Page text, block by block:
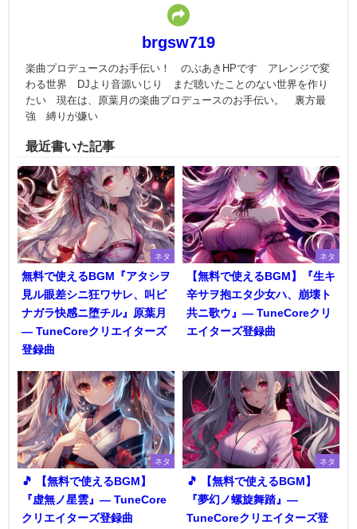
brgsw719
楽曲プロデュースのお手伝い！ のぶあきHPです アレンジで変
わる世界 DJより音源いじり まだ聴いたことのない世界を作り
たい 現在は、原葉月の楽曲プロデュースのお手伝い。 裏方最
強 縛りが嫌い
最近書いた記事
ネタ
無料で使えるBGM『アタシヲ
見ル眼差シニ狂ワサレ、叫ビ
ナガラ快感ニ堕チル』原葉月
― TuneCoreクリエイターズ
登録曲
ネタ
【無料で使えるBGM】『生キ
辛サヲ抱エタ少女ハ、崩壊ト
共ニ歌ウ』― TuneCoreクリ
エイターズ登録曲
ネタ
🎵 【無料で使えるBGM】
『虚無ノ星雲』― TuneCore
クリエイターズ登録曲
ネタ
🎵 【無料で使えるBGM】
『夢幻ノ螺旋舞踏』―
TuneCoreクリエイターズ登